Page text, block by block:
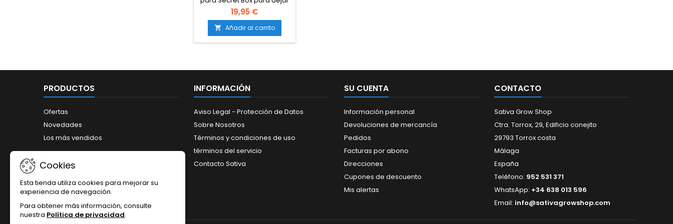
de nuevo tu maquina de
extracción de hachís como
recien comprada. Este
recambio se usa
exclusivamente con el
vende suelto.
19,95 €
 Añadir al carrito
PRODUCTOS
Ofertas
Novedades
Los más vendidos
INFORMACIÓN
Aviso Legal - Protección de Datos
Sobre Nosotros
Términos y condiciones de uso
términos del servicio
Contacto Sativa
SU CUENTA
Información personal
Devoluciones de mercancía
Pedidos
Facturas por abono
Direcciones
Cupones de descuento
Mis alertas
CONTACTO
Sativa Grow Shop
Ctra. Torrox, 29, Edificio conejito
29793 Torrox costa
Málaga
España
Teléfono: 952 531 371
WhatsApp: +34 638 013 596
Email: info@sativagrowshop.com
Cookies
Esta tienda utiliza cookies para mejorar su
experiencia de navegación.
Para obtener más información, consulte
nuestra Política de privacidad.